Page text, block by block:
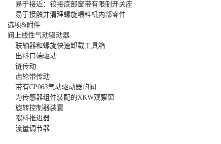
易于接近：铰接底部窗带有限制开关座
易于接触并清理螺旋喂料机内部零件
选项&附件
阀上线性气动驱动器
联轴器和螺旋快速卸载工具箱
出料口端驱动
链传动
齿轮带传动
带有CP063气动驱动器的阀
为传感器组件装配的XKW观察窗
旋转控制器装置
喂料推进器
流量调节器